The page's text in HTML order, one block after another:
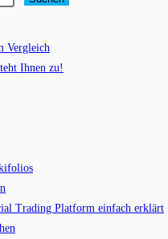
Vergleich
Ihnen zu!
Trading Platform einfach erklärt